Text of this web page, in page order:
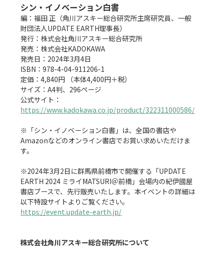
シン・イノベーション白書
編：福田 正（角川アスキー総合研究所主席研究員、一般
財団法人UPDATE EARTH理事長）
発行：株式会社角川アスキー総合研究所
発売：株式会社KADOKAWA
発売日：2024年3月4日
ISBN：978-4-04-911206-1
定価：4,840円 （本体4,400円＋税）
サイズ：A4判、296ページ
公式サイト：
https://www.kadokawa.co.jp/product/322311000586/
※「シン・イノベーション白書」は、全国の書店や
Amazonなどのオンライン書店でお買い求めいただけま
す。
※2024年3月2日に群馬県前橋市で開催する「UPDATE
EARTH 2024 ミライMATSURI＠前橋」会場内の紀伊國屋
書店ブースで、先行販売いたします。本イベントの詳細は
https://event.update-earth.jp/
株式会社角川アスキー総合研究所について